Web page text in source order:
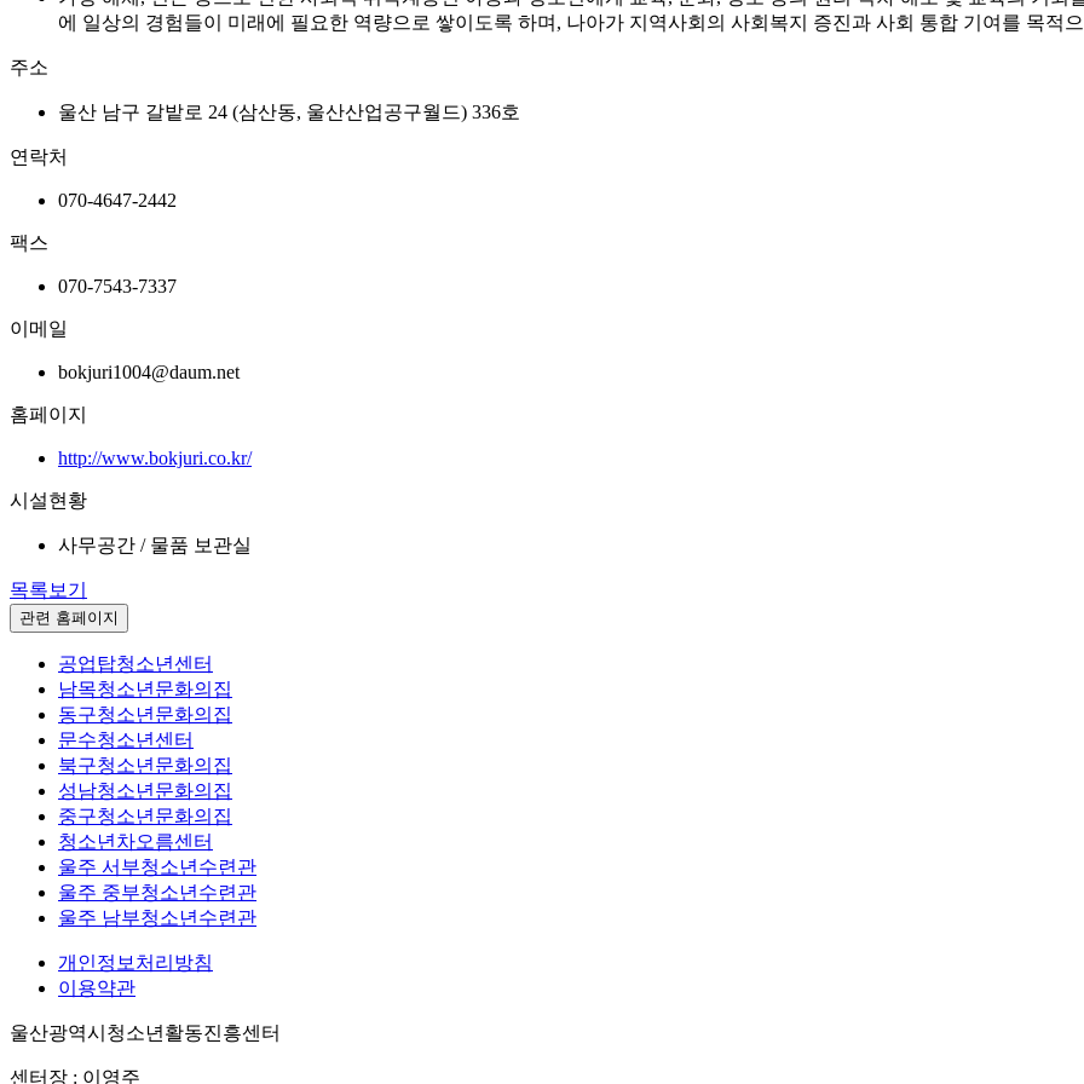
에 일상의 경험들이 미래에 필요한 역량으로 쌓이도록 하며, 나아가 지역사회의 사회복지 증진과 사회 통합 기여를 목적
주소
울산 남구 갈밭로 24 (삼산동, 울산산업공구월드) 336호
연락처
070-4647-2442
팩스
070-7543-7337
이메일
bokjuri1004@daum.net
홈페이지
http://www.bokjuri.co.kr/
시설현황
사무공간 / 물품 보관실
목록보기
관련 홈페이지
공업탑청소년센터
남목청소년문화의집
동구청소년문화의집
문수청소년센터
북구청소년문화의집
성남청소년문화의집
중구청소년문화의집
청소년차오름센터
울주 서부청소년수련관
울주 중부청소년수련관
울주 남부청소년수련관
개인정보처리방침
이용약관
울산광역시청소년활동진흥센터
센터장 : 이영주